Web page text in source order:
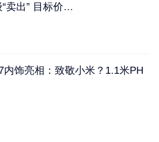
卖出” 目标价再
内饰亮相：致敬小米？1.1米PH